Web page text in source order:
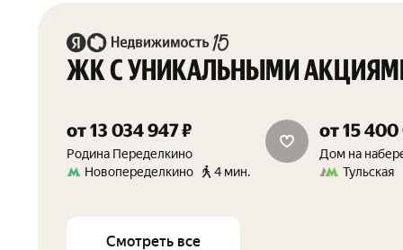
ЖК С УНИКАЛЬНЫМИ
15 м² в подарок
от 13 034 947 ₽
Родина Переделкино
Новопеределкино
4 мин.
скидка от
от 15
Дом на
Тульская
Смотреть все